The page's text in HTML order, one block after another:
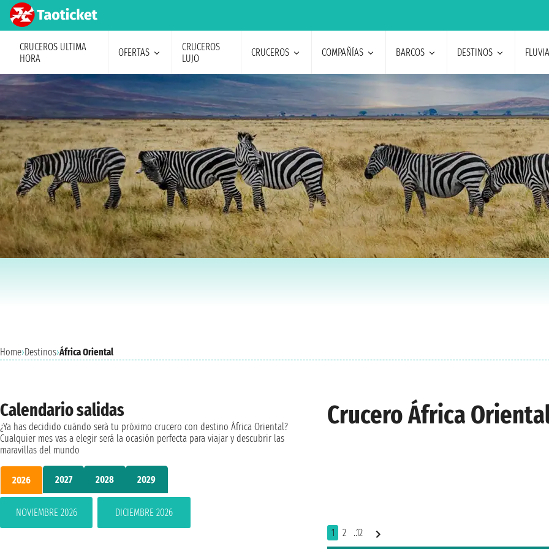
CRUCEROS ULTIMA
HORA
OFERTAS
CRUCEROS
LUJO
CRUCEROS COMPAÑÍAS BARCOS DESTINOS
Home›Destinos›África Oriental
Crucero África
1 2 ..12
Calendario salidas
¿Ya has decidido cuándo serà tu próximo crucero con destino África Oriental?
Cualquier mes vas a elegir será la ocasión perfecta para viajar y descubrir las
maravillas del mundo
2026 2027 2028 2029
NOVIEMBRE 2026 DICIEMBRE 2026